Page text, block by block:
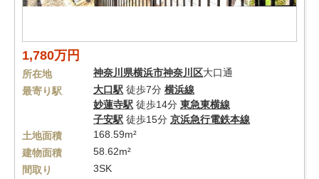
1,780万円
所在地 神奈川県横浜市神奈川区大口通
最寄り駅
大口駅 徒歩7分 横浜線
妙蓮寺駅 徒歩14分 東急東横線
子安駅 徒歩15分 京浜急行電鉄本線
土地面積
168.59m²
建物面積
58.62m²
間取り
3SK